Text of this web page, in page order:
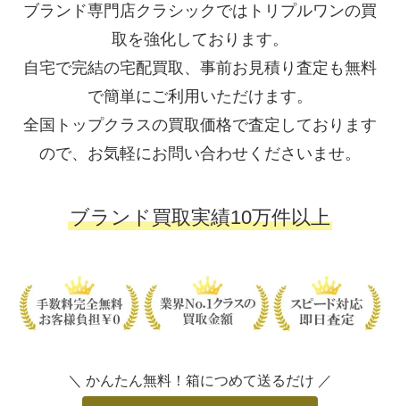
ブランド専門店クラシックではトリプルワンの買
取を強化しております。
自宅で完結の宅配買取、事前お見積り査定も無料
で簡単にご利用いただけます。
全国トップクラスの買取価格で査定しております
ので、お気軽にお問い合わせくださいませ。
ブランド買取実績10万件以上
＼ かんたん無料！箱につめて送るだけ ／